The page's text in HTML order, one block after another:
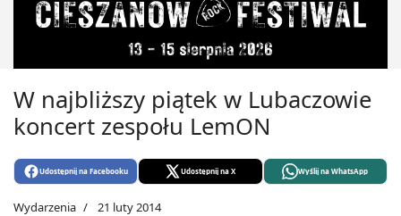
W najbliższy piątek w Lubaczowie
koncert zespołu LemON
Udostępnij na Facebooku Udostępnij na X Wyślij na WhatsApp
Wydarzenia 21 luty 2014